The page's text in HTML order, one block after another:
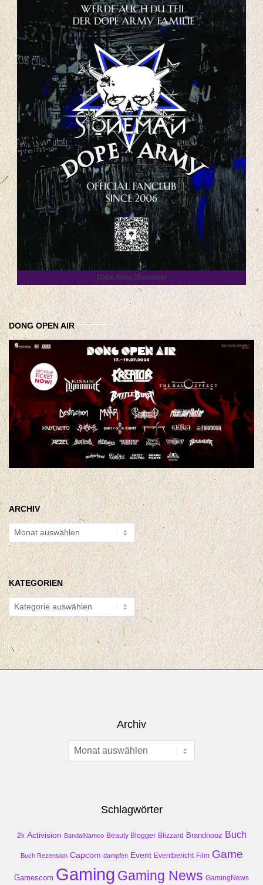
Dope Army Stoneman
DONG OPEN AIR
ARCHIV
Archiv
KATEGORIEN
Kategorien
Archiv
Archiv
Schlagwörter
2k Activision BandaiNamco Beauty Blogger Blizzard Brandnooz Buch
Buch Rezension Capcom dampfen Event Eventbericht Film Game
Gamescom Gaming Gaming News GamingNews